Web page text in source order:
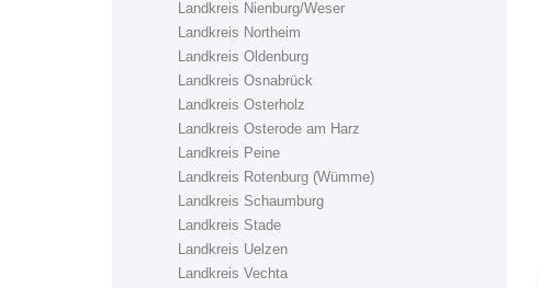
Landkreis Nienburg/Weser
Landkreis Northeim
Landkreis Oldenburg
Landkreis Osnabrück
Landkreis Osterholz
Landkreis Osterode am Harz
Landkreis Peine
Landkreis Rotenburg (Wümme)
Landkreis Schaumburg
Landkreis Stade
Landkreis Uelzen
Landkreis Vechta